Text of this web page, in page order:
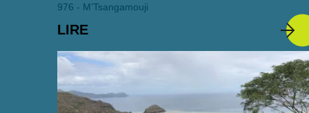
976 - M’Tsangamouji
LIRE